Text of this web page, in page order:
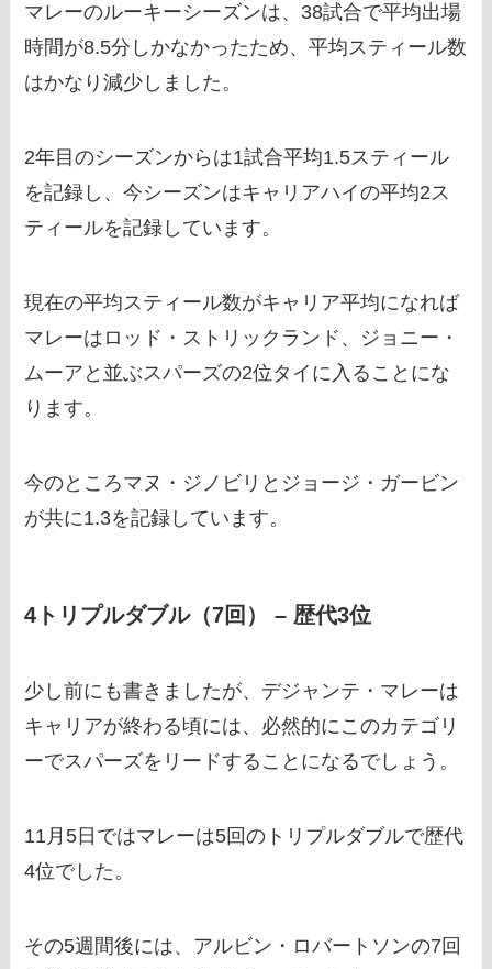
マレーのルーキーシーズンは、38試合で平均出場
時間が8.5分しかなかったため、平均スティール数
はかなり減少しました。
2年目のシーズンからは1試合平均1.5スティール
を記録し、今シーズンはキャリアハイの平均2ス
ティールを記録しています。
現在の平均スティール数がキャリア平均になれば
マレーはロッド・ストリックランド、ジョニー・
ムーアと並ぶスパーズの2位タイに入ることにな
ります。
今のところマヌ・ジノビリとジョージ・ガービン
が共に1.3を記録しています。
4トリプルダブル（7回） – 歴代3位
少し前にも書きましたが、デジャンテ・マレーは
キャリアが終わる頃には、必然的にこのカテゴリ
ーでスパーズをリードすることになるでしょう。
11月5日ではマレーは5回のトリプルダブルで歴代
4位でした。
その5週間後には、アルビン・ロバートソンの7回